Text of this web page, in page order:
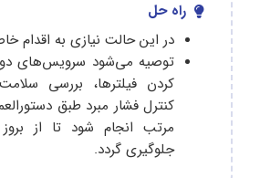
راه حل
در این حالت نیازی به اقدام
توصیه می‌شود سرویس‌های
کردن فیلترها، بررسی
کنترل فشار مبرد طبق
مرتب انجام شود تا از
جلوگیری گردد.